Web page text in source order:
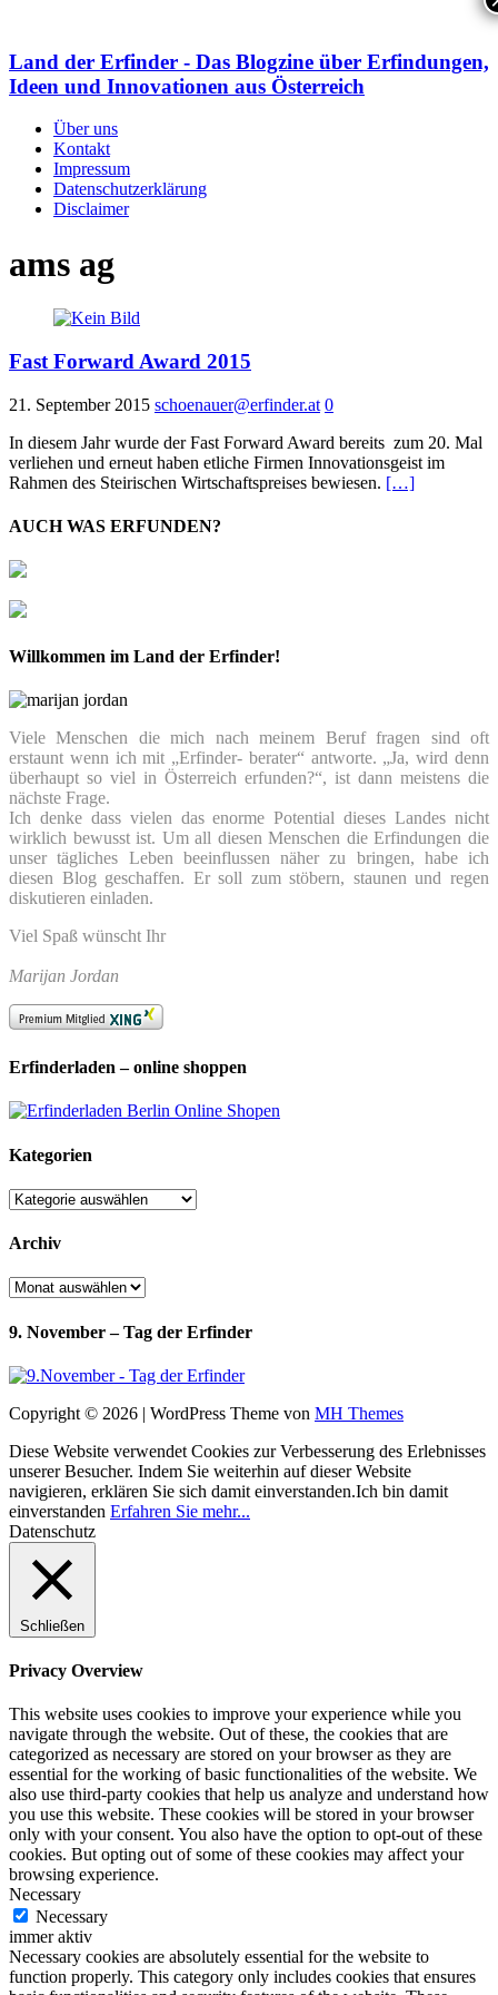
Land der Erfinder - Das Blogzine über Erfindungen,
Ideen und Innovationen aus Österreich
Über uns
Kontakt
Impressum
Datenschutzerklärung
Disclaimer
ams ag
Fast Forward Award 2015
21. September 2015 schoenauer@erfinder.at 0
In diesem Jahr wurde der Fast Forward Award bereits zum 20. Mal
verliehen und erneut haben etliche Firmen Innovationsgeist im
Rahmen des Steirischen Wirtschaftspreises bewiesen. […]
AUCH WAS ERFUNDEN?
Willkommen im Land der Erfinder!
Viele Menschen die mich nach meinem Beruf fragen sind oft
erstaunt wenn ich mit „Erfinder- berater“ antworte. „Ja, wird denn
überhaupt so viel in Österreich erfunden?“, ist dann meistens die
nächste Frage.
Ich denke dass vielen das enorme Potential dieses Landes nicht
wirklich bewusst ist. Um all diesen Menschen die Erfindungen die
unser tägliches Leben beeinflussen näher zu bringen, habe ich
diesen Blog geschaffen. Er soll zum stöbern, staunen und regen
diskutieren einladen.
Viel Spaß wünscht Ihr
Marijan Jordan
Erfinderladen – online shoppen
Kategorien
Kategorien
Archiv
Archiv
9. November – Tag der Erfinder
Copyright © 2026 | WordPress Theme von MH Themes
Diese Website verwendet Cookies zur Verbesserung des Erlebnisses
unserer Besucher. Indem Sie weiterhin auf dieser Website
navigieren, erklären Sie sich damit einverstanden.Ich bin damit
einverstanden Erfahren Sie mehr...
Datenschutz
Schließen
Privacy Overview
This website uses cookies to improve your experience while you
navigate through the website. Out of these, the cookies that are
categorized as necessary are stored on your browser as they are
essential for the working of basic functionalities of the website. We
also use third-party cookies that help us analyze and understand how
you use this website. These cookies will be stored in your browser
only with your consent. You also have the option to opt-out of these
cookies. But opting out of some of these cookies may affect your
browsing experience.
Necessary
Necessary
immer aktiv
Necessary cookies are absolutely essential for the website to
function properly. This category only includes cookies that ensures